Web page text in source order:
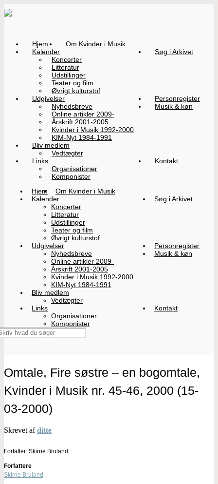
Hjem
Om Kvinder i Musik
Kalender
Koncerter
Litteratur
Udstillinger
Teater og film
Øvrigt kulturstof
Søg i Arkivet
Udgivelser
Nyhedsbreve
Online artikler 2009-
Årskrift 2001-2005
Kvinder i Musik 1992-2000
KIM-Nyt 1984-1991
Personregister
Musik & køn
Bliv medlem
Vedtægter
Links
Organisationer
Komponister
Kontakt
Hjem
Om Kvinder i Musik
Kalender
Koncerter
Litteratur
Udstillinger
Teater og film
Øvrigt kulturstof
Søg i Arkivet
Udgivelser
Nyhedsbreve
Online artikler 2009-
Årskrift 2001-2005
Kvinder i Musik 1992-2000
KIM-Nyt 1984-1991
Personregister
Musik & køn
Bliv medlem
Vedtægter
Links
Organisationer
Komponister
Kontakt
Omtale, Fire søstre – en bogomtale,
Kvinder i Musik nr. 45-46, 2000 (15-
03-2000)
Skrevet afditte
Forfatter: Skirne Bruland
Forfattere
Skirne Bruland